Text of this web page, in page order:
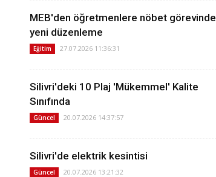
MEB'den öğretmenlere nöbet görevinde
yeni düzenleme
Eğitim 27.07.2026 11:36:31
Silivri'deki 10 Plaj 'Mükemmel' Kalite
Sınıfında
Güncel 20.07.2026 14:37:57
Silivri'de elektrik kesintisi
Güncel 20.07.2026 13:21:32